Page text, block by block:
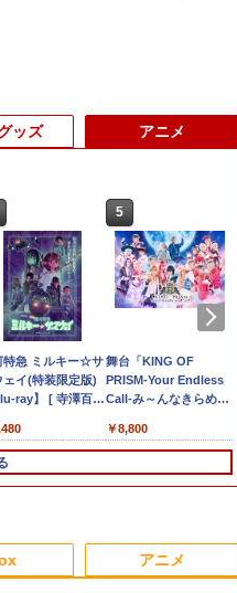
11発売★予約】
ル便OK]【新品】
】The Elder
- Deluxe
予約品]
5
【ダイヤ・プラチナ会
員様限定！エントリー
でポイント10倍！】
品】任天堂 Nintendo
Switch 2 ゲームソフト
スプラトゥーン レイダ
￥6,900
PS5対応バッグ
対応リュック
対応収納
＆PS5
Edition for
け 持ち運び 防塵
耐衝撃 (ホワイト)
5
バイオハザード RE:4
GOLD EDITION Best
Price 【PS5】 ELJM-
￥4,660
ッズ
品ポイント10倍！
ントリー】【期間
セール】HORI
トホリパッド
【中
5
[Switch] Nintendo
Switch Online + 追加
パック個人プラン12か
（ダウンロード版）
※1,000ポイントまでご
利用可
￥5,900
アニメ
特急 ミルキー☆サ
ェイ(特装限定版)
ray】 [ 寺澤百花
5
舞台「KING OF
PRISM-Your Endless
Call-み～んなきらめ
ズ」【Blu-ray】 [ 田村
升吾 ]
￥8,800
アニメ